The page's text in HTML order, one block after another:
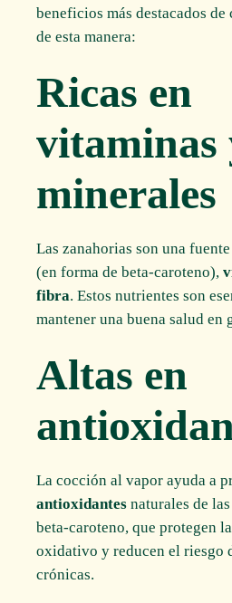
beneficios más destacados
de esta manera:
Ricas en
vitaminas
minerales
Las zanahorias son una
(en forma de beta-caroteno),
fibra. Estos nutrientes son
mantener una buena salud en
Altas en
La cocción al vapor ayuda a
antioxidantes naturales de
beta-caroteno, que protegen
oxidativo y reducen el riesgo
crónicas.